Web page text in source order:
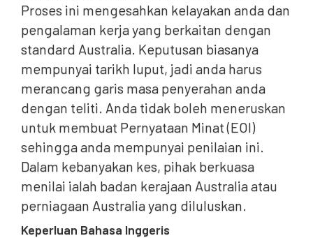
Proses ini mengesahkan kelayakan anda dan
pengalaman kerja yang berkaitan dengan
standard Australia. Keputusan biasanya
mempunyai tarikh luput, jadi anda harus
merancang garis masa penyerahan anda
dengan teliti. Anda tidak boleh meneruskan
untuk membuat Pernyataan Minat (EOI)
sehingga anda mempunyai penilaian ini.
Dalam kebanyakan kes, pihak berkuasa
menilai ialah badan kerajaan Australia atau
perniagaan Australia yang diluluskan.
Keperluan Bahasa Inggeris